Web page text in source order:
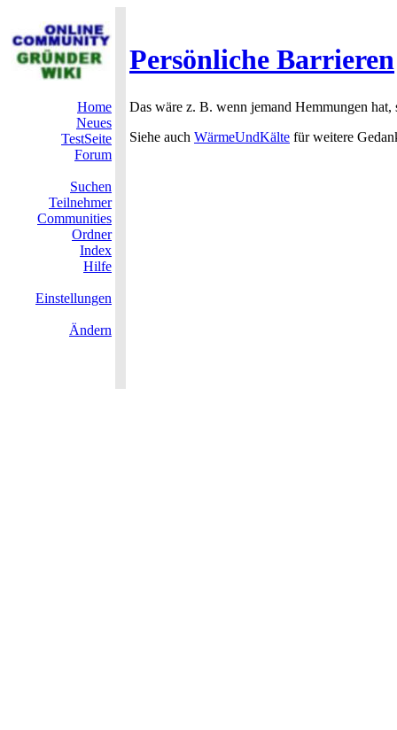
Persönliche Barrieren
Home
Neues
TestSeite
Forum
Suchen
Teilnehmer
Communities
Ordner
Index
Hilfe
Einstellungen
Ändern
Das wäre z. B. wenn jemand Hemmungen
Siehe auch WärmeUndKälte für weitere